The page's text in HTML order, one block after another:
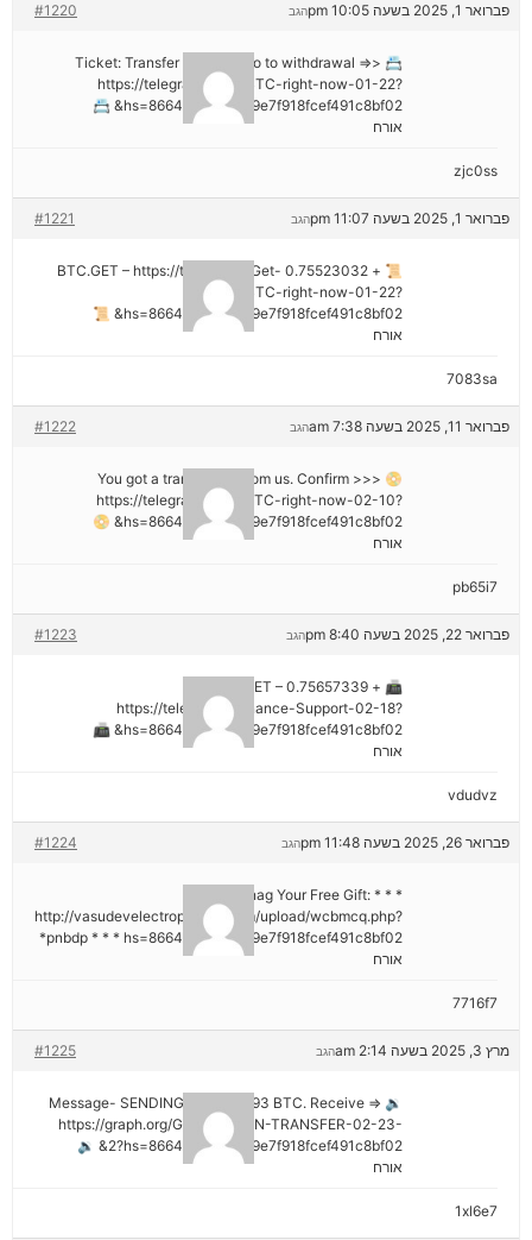
פברואר 1, 2025 בשעה 10:05 pm #1220 הגב
📇 Ticket: Transfer №NB26. Go to withdrawal =>>
https://telegra.ph/Get-BTC-right-now-01-22?
hs=8664c520642b9e7f918fcef491c8bf02& 📇
אורח
zjc0ss
פברואר 1, 2025 בשעה 11:07 pm #1221 הגב
📜 + 0.75523032 BTC.GET – https://telegra.ph/Get-
BTC-right-now-01-22?
hs=8664c520642b9e7f918fcef491c8bf02& 📜
אורח
7083sa
פברואר 11, 2025 בשעה 7:38 am #1222 הגב
📀 You got a transaction from us. Confirm >>>
https://telegra.ph/Get-BTC-right-now-02-10?
hs=8664c520642b9e7f918fcef491c8bf02& 📀
אורח
pb65i7
פברואר 22, 2025 בשעה 8:40 pm #1223 הגב
📠 + 0.75657339 BTC.GET –
https://telegra.ph/Binance-Support-02-18?
hs=8664c520642b9e7f918fcef491c8bf02& 📠
אורח
vdudvz
פברואר 26, 2025 בשעה 11:48 pm #1224 הגב
* * * Snag Your Free Gift:
http://vasudevelectroproject.com/upload/wcbmcq.php?
pnbdp * * * hs=8664c520642b9e7f918fcef491c8bf02*
אורח
7716f7
מרץ 3, 2025 בשעה 2:14 am #1225 הגב
🔉 Message- SENDING 0.75361393 BTC. Receive =>
https://graph.org/GET-BITCOIN-TRANSFER-02-23-
2?hs=8664c520642b9e7f918fcef491c8bf02& 🔉
אורח
1xl6e7